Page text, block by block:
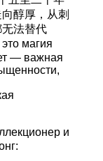
醇厚，从刺
法替代
магия
— важная
и